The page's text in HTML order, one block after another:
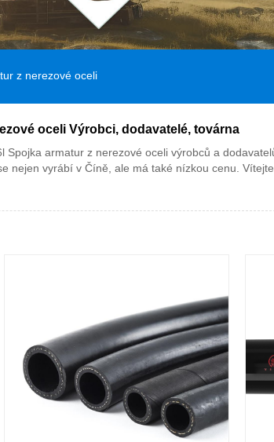
z nerezové oceli
oceli Výrobci, dodavatelé, továrna
armatur z nerezové oceli výrobců a
nejen vyrábí v Číně, ale má také nízkou cenu.